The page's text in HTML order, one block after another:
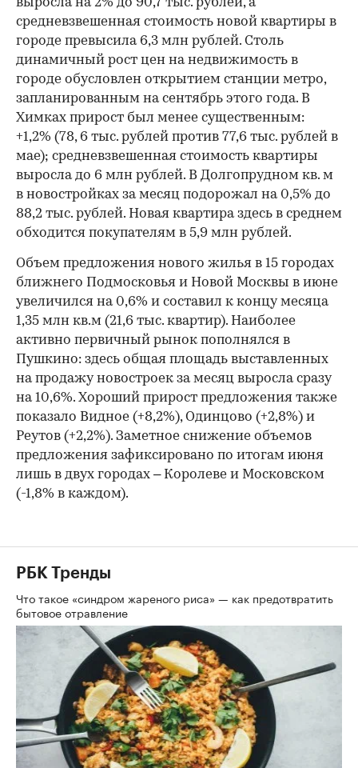
выросла на 2% до 90,7 тыс. рублей, а
средневзвешенная стоимость новой квартиры в
городе превысила 6,3 млн рублей. Столь
динамичный рост цен на недвижимость в
городе обусловлен открытием станции метро,
запланированным на сентябрь этого года. В
Химках прирост был менее существенным:
+1,2% (78, 6 тыс. рублей против 77,6 тыс. рублей в
мае); средневзвешенная стоимость квартиры
выросла до 6 млн рублей. В Долгопрудном кв. м
в новостройках за месяц подорожал на 0,5% до
88,2 тыс. рублей. Новая квартира здесь в среднем
обходится покупателям в 5,9 млн рублей.
Объем предложения нового жилья в 15 городах
ближнего Подмосковья и Новой Москвы в июне
увеличился на 0,6% и составил к концу месяца
1,35 млн кв.м (21,6 тыс. квартир). Наиболее
активно первичный рынок пополнялся в
Пушкино: здесь общая площадь выставленных
на продажу новостроек за месяц выросла сразу
на 10,6%. Хороший прирост предложения также
показало Видное (+8,2%), Одинцово (+2,8%) и
Реутов (+2,2%). Заметное снижение объемов
предложения зафиксировано по итогам июня
лишь в двух городах – Королеве и Московском
(-1,8% в каждом).
РБК Тренды
Что такое «синдром жареного риса» — как предотвратить
бытовое отравление